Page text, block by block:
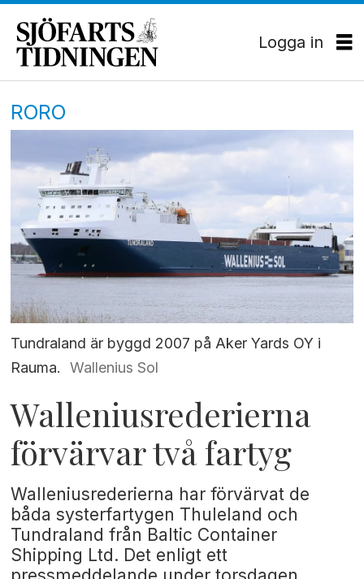
Logga in
RORO
Tundraland är byggd 2007 på Aker Yards OY i
Rauma.
Wallenius Sol
Walleniusrederierna
förvärvar två fartyg
Walleniusrederierna har förvärvat de
båda systerfartygen Thuleland och
Tundraland från Baltic Container
Shipping Ltd. Det enligt ett